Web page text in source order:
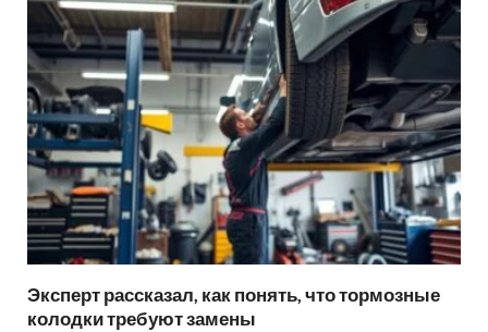
Эксперт рассказал, как понять, что тормозные
колодки требуют замены